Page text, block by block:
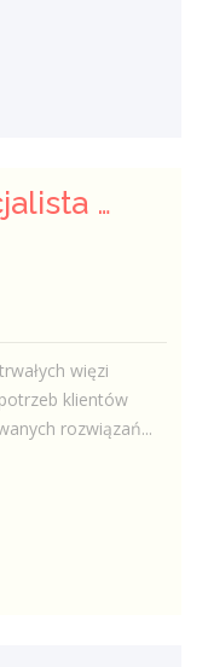
Specjalistka / Specjalista ds. Sprzedaży ubezpieczeń
więzi
klientów
rozwiązań...